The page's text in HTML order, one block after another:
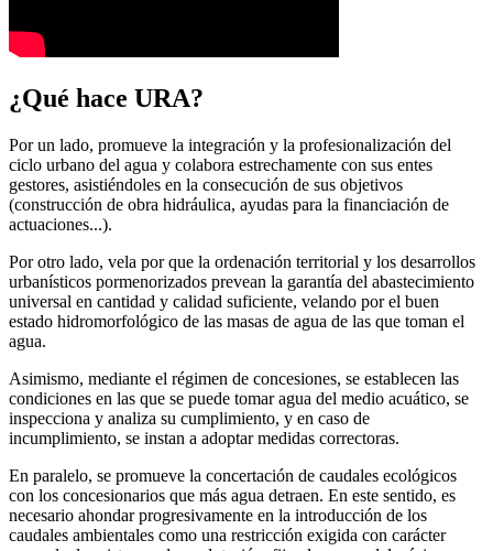
¿Qué hace URA?
Por un lado, promueve la integración y la profesionalización del
ciclo urbano del agua y colabora estrechamente con sus entes
gestores, asistiéndoles en la consecución de sus objetivos
(construcción de obra hidráulica, ayudas para la financiación de
actuaciones...).
Por otro lado, vela por que la ordenación territorial y los desarrollos
urbanísticos pormenorizados prevean la garantía del abastecimiento
universal en cantidad y calidad suficiente, velando por el buen
estado hidromorfológico de las masas de agua de las que toman el
agua.
Asimismo, mediante el régimen de concesiones, se establecen las
condiciones en las que se puede tomar agua del medio acuático, se
inspecciona y analiza su cumplimiento, y en caso de
incumplimiento, se instan a adoptar medidas correctoras.
En paralelo, se promueve la concertación de caudales ecológicos
con los concesionarios que más agua detraen. En este sentido, es
necesario ahondar progresivamente en la introducción de los
caudales ambientales como una restricción exigida con carácter